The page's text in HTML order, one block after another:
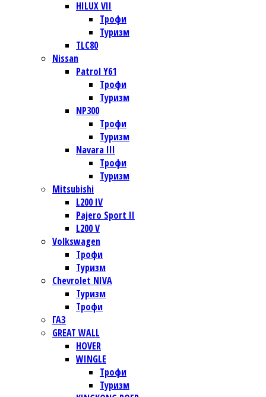
HILUX VII
Трофи
Туризм
TLC80
Nissan
Patrol Y61
Трофи
Туризм
NP300
Трофи
Туризм
Navara III
Трофи
Туризм
Mitsubishi
L200 IV
Pajero Sport II
L200 V
Volkswagen
Трофи
Туризм
Chevrolet NIVA
Туризм
Трофи
ГАЗ
GREAT WALL
HOVER
WINGLE
Трофи
Туризм